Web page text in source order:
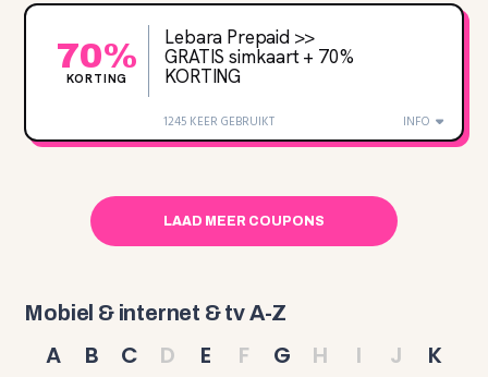
70%
KORTING
Lebara Prepaid >>
GRATIS simkaart + 70%
KORTING
1245 KEER GEBRUIKT INFO
LAAD MEER COUPONS
Mobiel & internet & tv A-Z
A B C D E F G H I J
K